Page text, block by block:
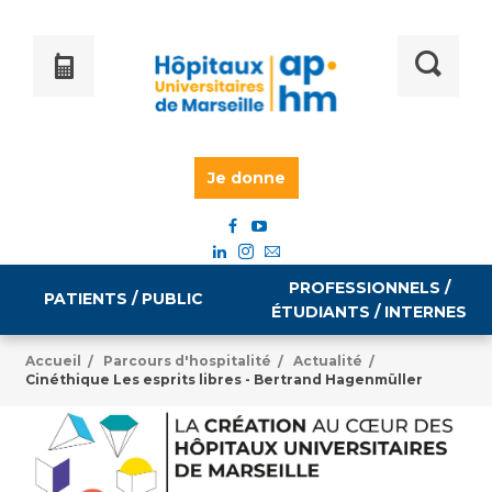
Je donne
PATIENTS / PUBLIC
Accès à votre dossier médical
PROFESSIONNELS /
ÉTUDIANTS / INTERNES
Emploi / formation
Accueil / Parcours d'hospitalité / Actualité /
Cinéthique Les esprits libres - Bertrand Hagenmüller